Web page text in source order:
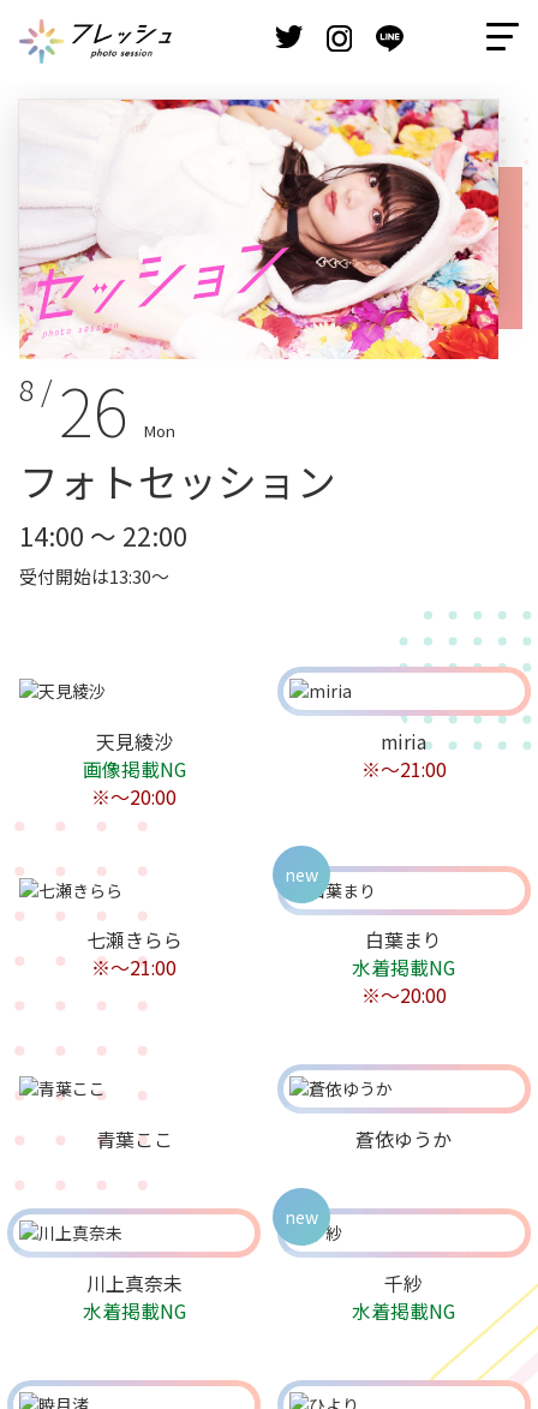
8 / 26 Mon
フォトセッション
14:00 ～ 22:00
受付開始は13:30～
天見綾沙
画像掲載NG
※〜20:00
miria
※～21:00
七瀬きらら
※～21:00
白葉まり
水着掲載NG
※～20:00
new
青葉ここ 蒼依ゆうか
川上真奈未
水着掲載NG
千紗
水着掲載NG
new